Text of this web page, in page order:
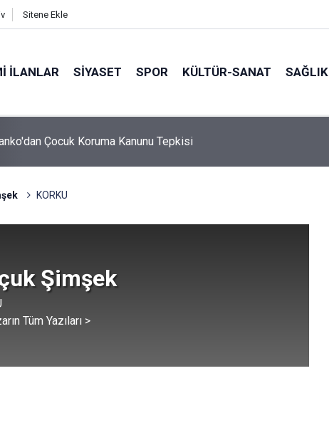
Sitene Ekle
İLANLAR SİYASET SPOR KÜLTÜR-SANAT SAĞLIK
Çocuk Koruma Kanunu Tepkisi
KORKU
Şimşek
Tüm Yazıları >